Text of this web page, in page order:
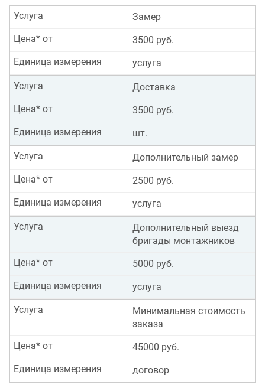
Замер
Услуга
3500 руб.
Цена* от
услуга
Единица измерения
Доставка
Услуга
3500 руб.
Цена* от
шт.
Единица измерения
Дополнительный замер
Услуга
2500 руб.
Цена* от
услуга
Единица измерения
Дополнительный выезд
бригады монтажников
Услуга
5000 руб.
Цена* от
услуга
Единица измерения
Минимальная стоимость
заказа
Услуга
45000 руб.
Цена* от
договор
Единица измерения